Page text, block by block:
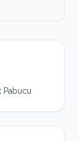
Pabucu